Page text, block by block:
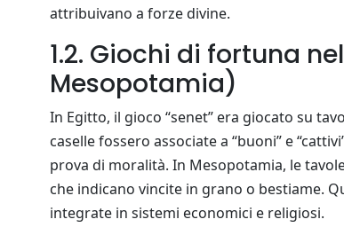
attribuivano a forze divine.
1.2. Giochi di fortuna
Mesopotamia)
In Egitto, il gioco “senet” era giocato su
caselle fossero associate a “buoni” e
prova di moralità. In Mesopotamia, le
che indicano vincite in grano o bestiame.
integrate in sistemi economici e religiosi.